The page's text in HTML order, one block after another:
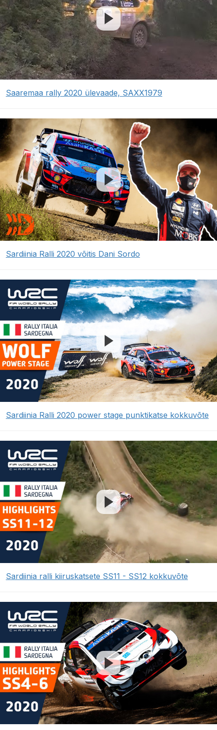
Saaremaa rally 2020 ülevaade, SAXX1979
Sardiinia Ralli 2020 võitis Dani Sordo
Sardiinia Ralli 2020 power stage punktikatse kokkuvõte
Sardiinia ralli kiiruskatsete SS11 - SS12 kokkuvõte